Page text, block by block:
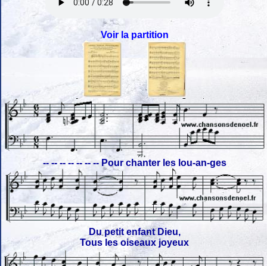
Voir la partition
-- -- -- -- -- -- -- Pour chanter les lou-an-ges
Du petit enfant Dieu,
Tous les oiseaux joyeux